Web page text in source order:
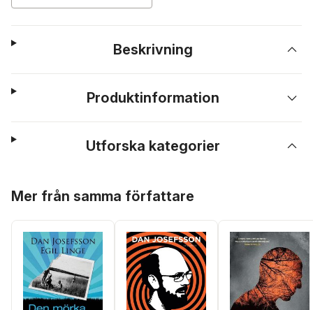
Beskrivning
Produktinformation
Utforska kategorier
Mer från samma författare